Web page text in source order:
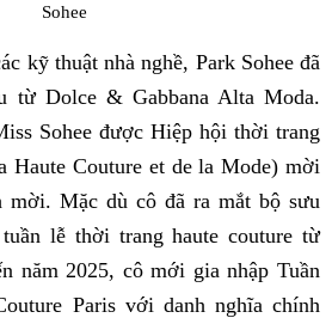
Sohee
kỹ thuật nhà nghề, Park Sohee đã
từ Dolce & Gabbana Alta Moda.
Sohee được Hiệp hội thời trang
Haute Couture et de la Mode) mời
mời. Mặc dù cô đã ra mắt bộ sưu
lễ thời trang haute couture từ
năm 2025, cô mới gia nhập Tuần
Paris với danh nghĩa chính